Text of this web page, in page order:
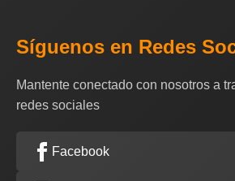
Síguenos en Redes
Mantente conectado con nosotros a
redes sociales
Facebook